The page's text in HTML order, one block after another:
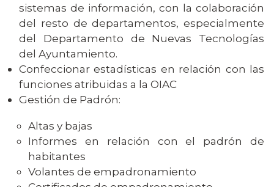
sistemas de información, con la colaboración
del resto de departamentos, especialmente
del Departamento de Nuevas Tecnologías
del Ayuntamiento.
Confeccionar estadísticas en relación con las
funciones atribuidas a la OIAC
Gestión de Padrón:
Altas y bajas
Informes en relación con el padrón de
habitantes
Volantes de empadronamiento